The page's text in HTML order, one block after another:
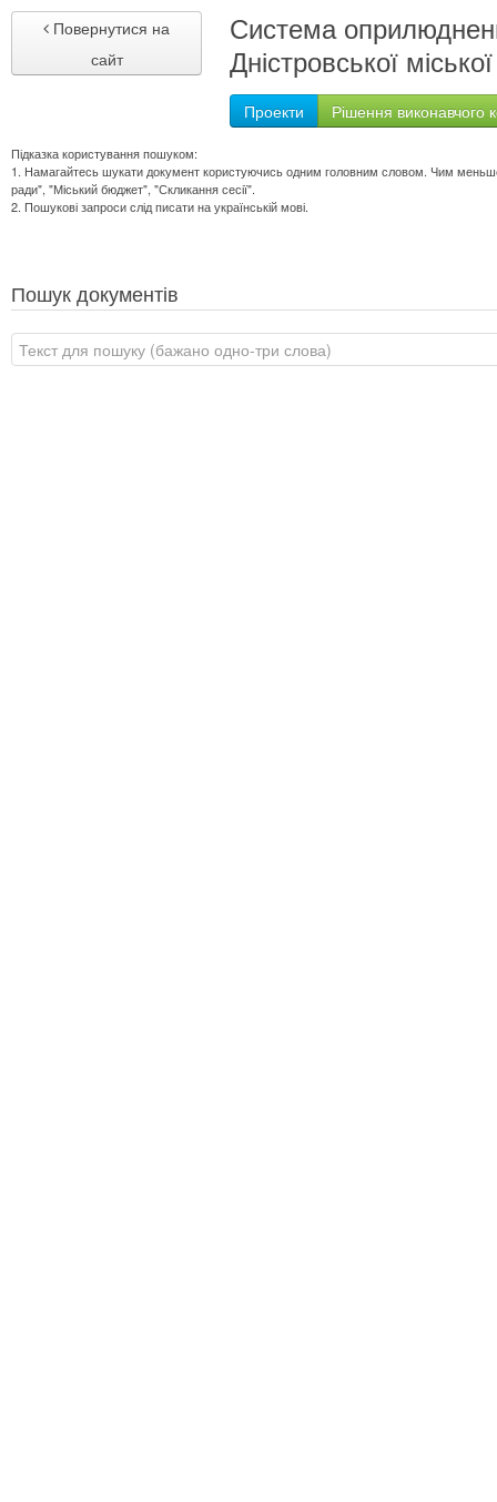
Повернутися на
сайт
Система
Дністровської
Проекти Рішення виконавчого
Підказка користування пошуком:
1. Намагайтесь шукати документ користуючись одним головним словом. Чим
ради", "Міський бюджет", "Скликання сесії".
2. Пошукові запроси слід писати на українській мові.
Пошук документів